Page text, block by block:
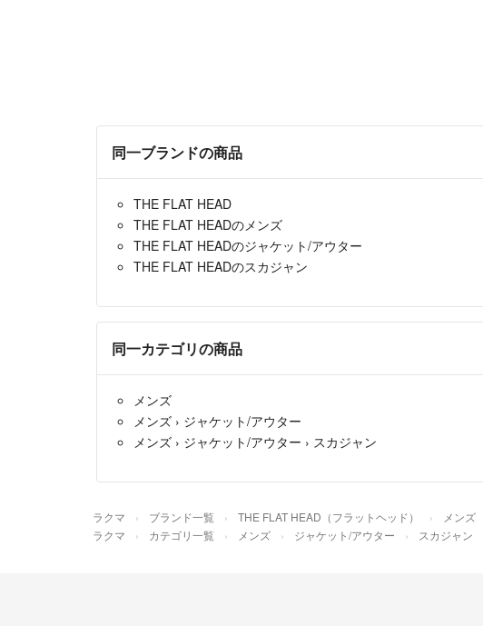
同一ブランドの商品
THE FLAT HEAD
THE FLAT HEADのメンズ
THE FLAT HEADのジャケット/アウター
THE FLAT HEADのスカジャン
同一カテゴリの商品
メンズ
メンズ › ジャケット/アウター
メンズ › ジャケット/アウター › スカジャン
ラクマ ブランド一覧 THE FLAT HEAD（フラットヘッド） メンズ
ラクマ カテゴリ一覧 メンズ ジャケット/アウター スカジャン